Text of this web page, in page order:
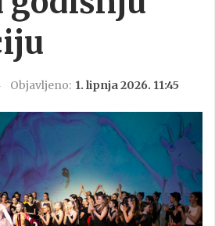
Objavljeno: 1. lipnja 2026. 11:45